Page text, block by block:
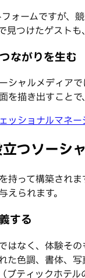
ォームですが、
見つけたゲスト
ながりを生む
シャルメディア
描き出すこと
ッショナルマネ
つソーシ
持って構築され
られます。
する
はなく、体験そ
た色調、書体、
ティックホテル